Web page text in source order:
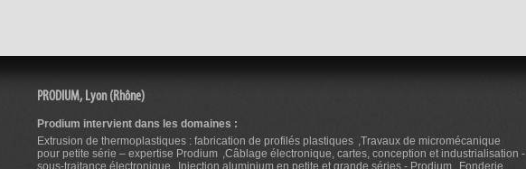
PRODIUM, Lyon (Rhône)
Prodium intervient dans les domaines :
Extrusion de thermoplastiques : fabrication de profilés plastiques Travaux de micromécanique
pour petite série – expertise Prodium Câblage électronique, cartes, conception et industrialisation -